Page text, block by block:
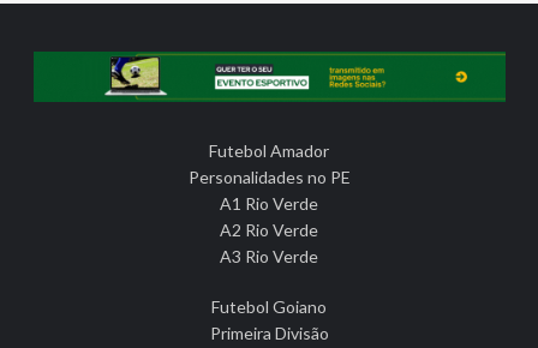
Futebol Amador
Personalidades no PE
A1 Rio Verde
A2 Rio Verde
A3 Rio Verde
Futebol Goiano
Primeira Divisão